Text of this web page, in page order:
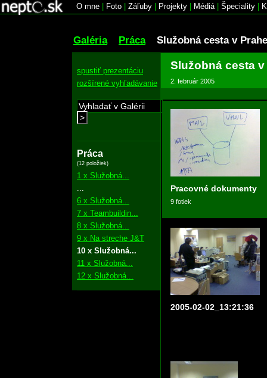
O mne Foto Záľuby Projekty Médiá| Špeciality
Galéria Práca Služobná cesta v Prahe
spustiť prezentáciu
rozšírené vyhľadávanie
>
Práca
(12 položiek)
1 x Služobná...
6 x Služobná...
7 x Teambuildin...
8 x Služobná...
9 x Na streche J&T
10 x Služobná...
11 x Služobná...
12 x Služobná...
Služobná cesta v
2. február 2005
Pracovné dokumenty
9 fotiek
2005-02-02_13:21:36